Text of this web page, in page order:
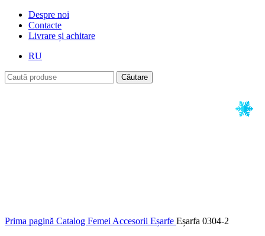
Despre noi
Contacte
Livrare și achitare
RU
Căutare
Prima pagină Catalog Femei Accesorii Eșarfe Eșarfa 0304-2